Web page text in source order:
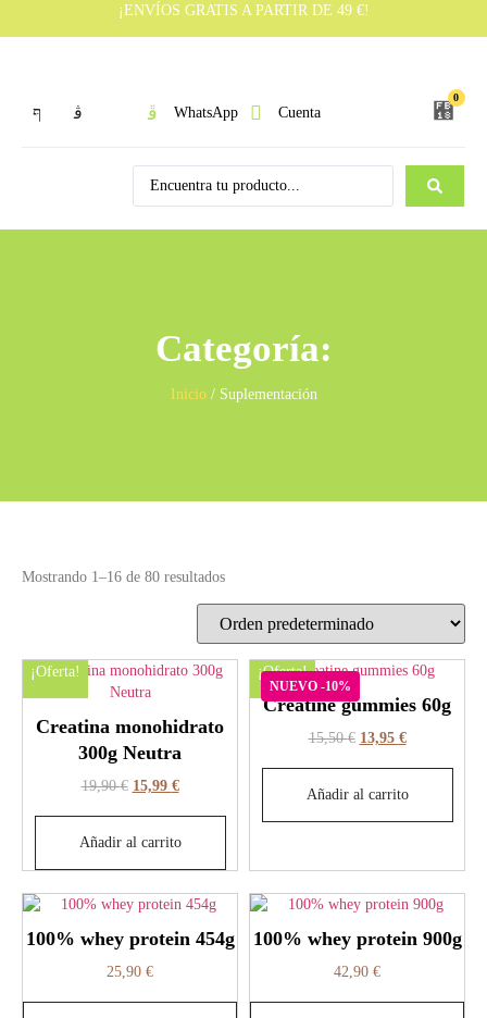
¡ENVÍOS GRATIS A PARTIR DE 49 €!
WhatsApp Cuenta
0
Categoría:
Inicio/ Suplementación
Mostrando 1–16 de 80 resultados
¡Oferta!
Creatina monohidrato
300g Neutra
19,90€ 15,99 €
Añadir al carrito
¡Oferta!
NUEVO -10%
Creatine gummies 60g
15,50€ 13,95 €
Añadir al carrito
100% whey protein 454g
25,90 €
100% whey protein 900g
42,90 €